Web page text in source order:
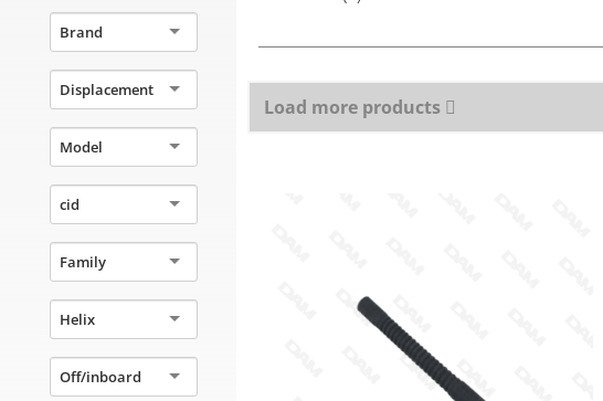
Brand
Displacement
Model
cid
Family
Helix
Off/inboard
Load more products